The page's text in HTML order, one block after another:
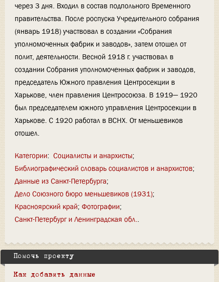
через 3 дня. Входил в состав подпольного Временного
правительства. После роспуска Учредительного собрания
(январь 1918) участвовал в создании «Собрания
уполномоченных фабрик и заводов», затем отошел от
полит, деятельности. Весной 1918 г. участвовал в
создании Собрания уполномоченных фабрик и заводов,
председатель Южного правления Центросекции в
Харькове, член правления Центросоюза. В 1919— 1920
был председателем южного управления Центросекции в
Харькове. С 1920 работал в ВСНХ. От меньшевиков
отошел.
Категории: Социалисты и анархисты
Библиографический словарь социалистов и анархистов
Данные из Санкт-Петербурга
Дело Союзного бюро меньшевиков (1931)
Красноярский край Фотографии
Санкт-Петербург и Ленинградская обл.
Помочь проекту
Как добавить данные